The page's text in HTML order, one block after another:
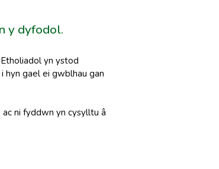
y dyfodol.
yn ystod
hyn gael ei gwblhau gan
ni fyddwn yn cysylltu â